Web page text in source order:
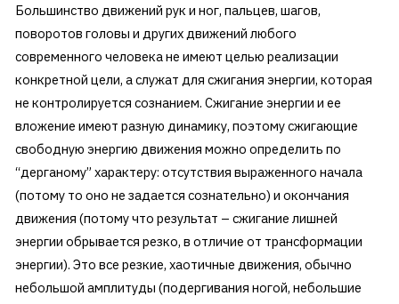
Большинство движений рук и ног, пальцев, шагов,
поворотов головы и других движений любого
современного человека не имеют целью реализации
конкретной цели, а служат для сжигания энергии, которая
не контролируется сознанием. Сжигание энергии и ее
вложение имеют разную динамику, поэтому сжигающие
свободную энергию движения можно определить по
“дерганому” характеру: отсутствия выраженного начала
(потому то оно не задается сознательно) и окончания
движения (потому что результат – сжигание лишней
энергии обрывается резко, в отличие от трансформации
энергии). Это все резкие, хаотичные движения, обычно
небольшой амплитуды (подергивания ногой, небольшие